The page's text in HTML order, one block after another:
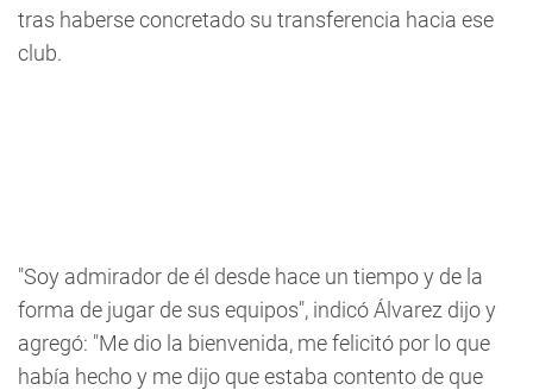
tras haberse concretado su transferencia hacia ese
club.
"Soy admirador de él desde hace un tiempo y de la
forma de jugar de sus equipos", indicó Álvarez dijo y
agregó: "Me dio la bienvenida, me felicitó por lo que
había hecho y me dijo que estaba contento de que